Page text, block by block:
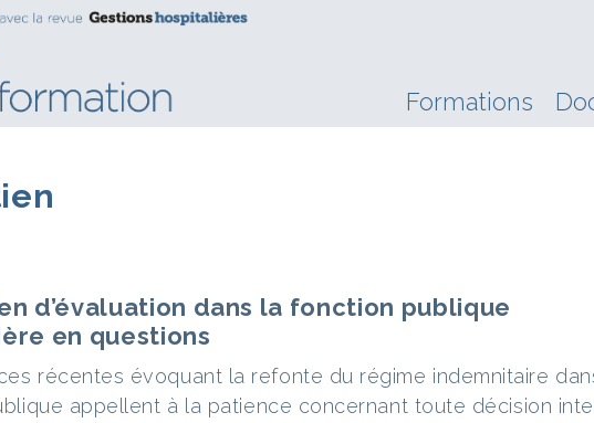
Formations
d’évaluation dans la fonction publique
en questions
récentes évoquant la refonte du régime indemnitaire
appellent à la patience concernant toute décision